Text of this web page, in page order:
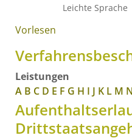
Leichte Sprache
Start» Bürgerservice »
Vorlesen
Leistungen
A B C D E F G H I J K L M N